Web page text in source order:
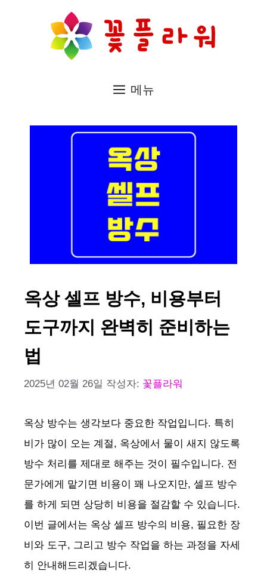
메뉴
옥상 셀프 방수, 비용부터
도구까지 완벽히 준비하는
법
2025년 02월 26일 작성자: 꽃플라워
옥상 방수는 생각보다 중요한 작업입니다. 특히
비가 많이 오는 계절, 옥상에서 물이 새지 않도록
방수 처리를 제대로 해주는 것이 필수입니다. 전
문가에게 맡기면 비용이 꽤 나오지만, 셀프 방수
를 하게 되면 상당히 비용을 절감할 수 있습니다.
이번 글에서는 옥상 셀프 방수의 비용, 필요한 장
비와 도구, 그리고 방수 작업을 하는 과정을 자세
히 안내해드리겠습니다.